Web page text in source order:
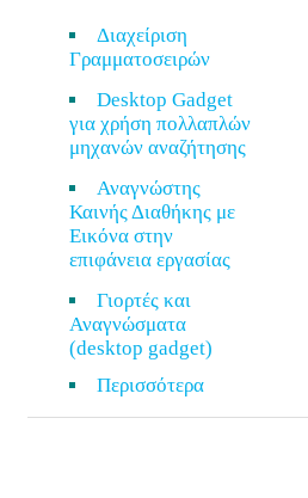
Διαχείριση
Γραμματοσειρών
Desktop Gadget
για χρήση πολλαπλών
μηχανών αναζήτησης
Αναγνώστης
Καινής Διαθήκης με
Εικόνα στην
επιφάνεια εργασίας
Γιορτές και
Αναγνώσματα
(desktop gadget)
Περισσότερα